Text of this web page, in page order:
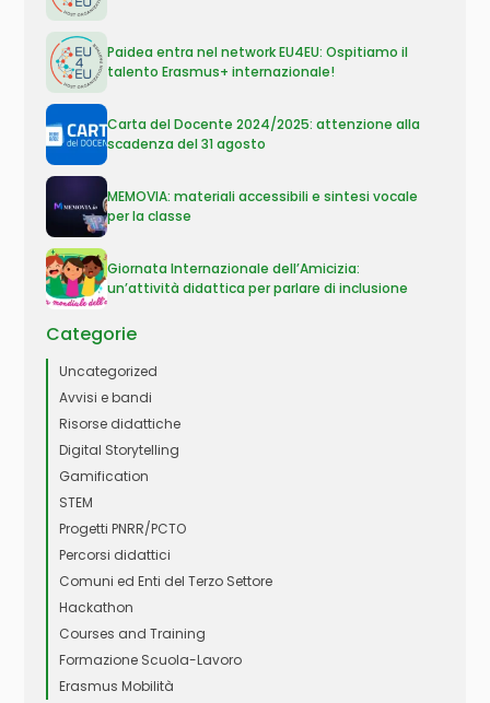
Paidea entra nel network EU4EU: Ospitiamo il
talento Erasmus+ internazionale!
Carta del Docente 2024/2025: attenzione alla
scadenza del 31 agosto
MEMOVIA: materiali accessibili e sintesi vocale
per la classe
Giornata Internazionale dell’Amicizia:
un’attività didattica per parlare di inclusione
Categorie
Uncategorized
Avvisi e bandi
Risorse didattiche
Digital Storytelling
Gamification
STEM
Progetti PNRR/PCTO
Percorsi didattici
Comuni ed Enti del Terzo Settore
Hackathon
Courses and Training
Formazione Scuola-Lavoro
Erasmus Mobilità